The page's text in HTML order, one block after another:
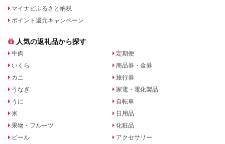
マイナビふるさと納税
ポイント還元キャンペーン
人気の返礼品から探す
牛肉
いくら
カニ
うなぎ
うに
米
果物・フルーツ
ビール
定期便
商品券・金券
旅行券
家電・電化製品
自転車
日用品
化粧品
アクセサリー